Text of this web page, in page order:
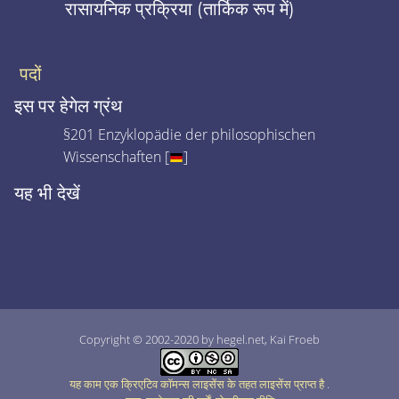
रासायनिक प्रक्रिया (तार्किक रूप में)
पदों
इस पर हेगेल ग्रंथ
§201 Enzyklopädie der philosophischen
Wissenschaften [
]
यह भी देखें
Copyright © 2002-2020 by hegel.net, Kai Froeb
यह काम एक क्रिएटिव कॉमन्स लाइसेंस के तहत लाइसेंस प्राप्त है.